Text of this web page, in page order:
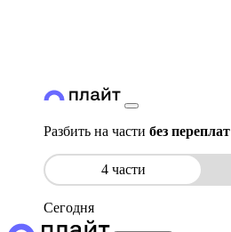
Разбить на части без переплат
4 части
Сегодня